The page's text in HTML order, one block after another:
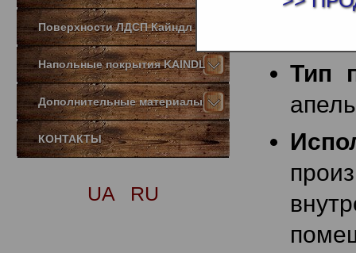
Поверхности ЛДСП Кайндл
Напольные покрытия KAINDL
Дополнительные материалы
КОНТАКТЫ
UA RU
Тип